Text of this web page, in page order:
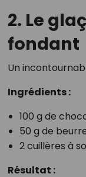
2. Le
fondant
Un
Ingrédients :
100 g de
50 g de
2 cuillères à
Résultat :